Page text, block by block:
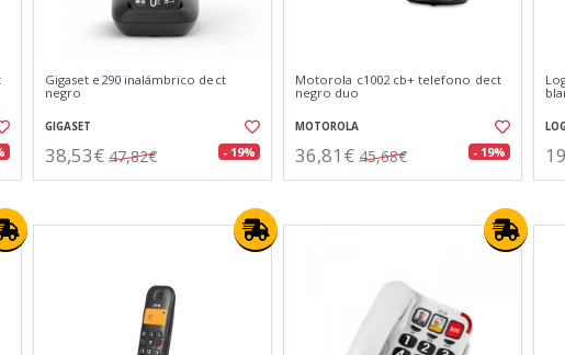
Gigaset e290 inalámbrico dect
negro
GIGASET
38,53€ 47,82€ - 19%
Motorola c1002 cb+ telefono dect
negro duo
MOTOROLA
36,81€ 45,68€ - 19%